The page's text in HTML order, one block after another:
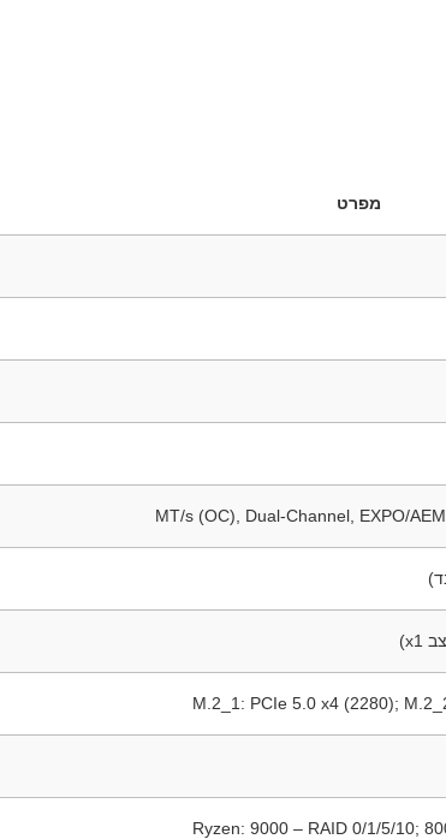
מפרט
M.2_1: PCIe 5.0 x4 (2280);